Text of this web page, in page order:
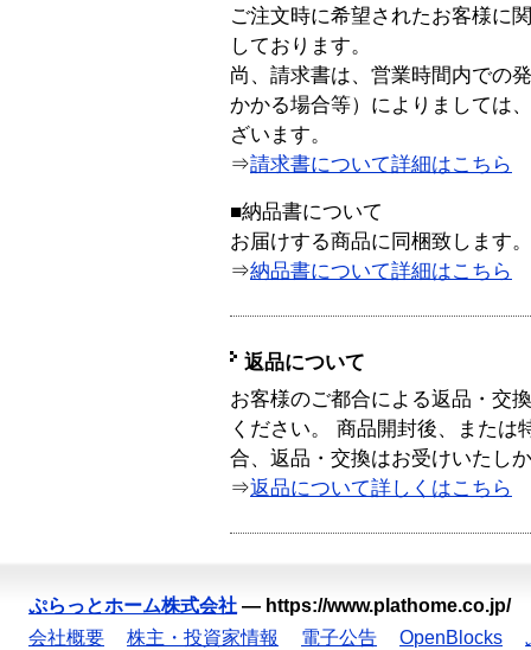
ご注文時に希望されたお客様に
しております。
尚、請求書は、営業時間内での
かかる場合等）によりましては
ざいます。
⇒請求書について詳細はこちら
■納品書について
お届けする商品に同梱致します。
⇒納品書について詳細はこちら
返品について
お客様のご都合による返品・交
ください。 商品開封後、または
合、返品・交換はお受けいたし
⇒返品について詳しくはこちら
ぷらっとホーム株式会社 — https://www.plathome.co.jp/
会社概要
株主・投資家情報 電子公告 OpenBlocks